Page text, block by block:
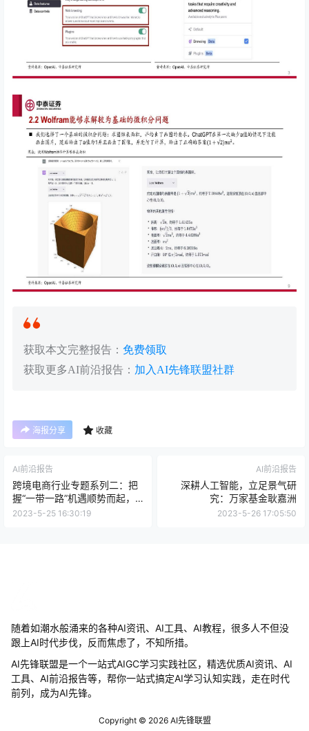
获取本文完整报告： 免费领取
获取更多AI前沿报告： 加入AI先锋联盟社群
海报分享 收藏
AI前沿报告
跨境电商行业专题系列二：把
握“一带一路”机遇顺势而起，
AI赋能降本增收
2023-5-25 16:30:19
AI前沿报告
深耕人工智能，立足景气研
究：万家基金耿嘉洲
2023-5-26 17:05:50
随着如潮水般涌来的各种AI资讯、AI工具、AI教程，很多人不但没
跟上AI时代步伐，反而焦虑了，不知所措。
AI先锋联盟是一个一站式AIGC学习实践社区，精选优质AI资讯、AI
工具、AI前沿报告等，帮你一站式搞定AI学习认知实践，走在时代
前列，成为AI先锋。
Copyright © 2026AI先锋联盟